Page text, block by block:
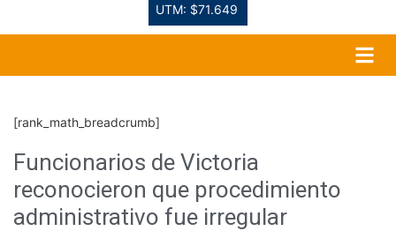
UTM: $71.649
[rank_math_breadcrumb]
Funcionarios de Victoria
reconocieron que procedimiento
administrativo fue irregular